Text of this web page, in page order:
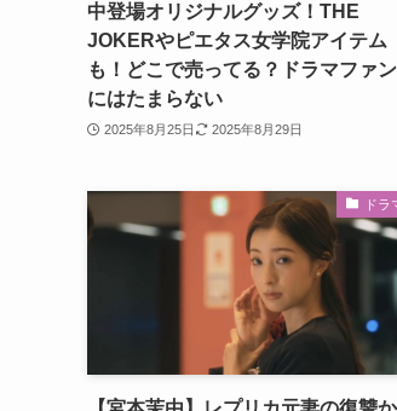
中登場オリジナルグッズ！THE
JOKERやピエタス女学院アイテム
も！どこで売ってる？ドラマファン
にはたまらない
2025年8月25日 2025年8月29日
ドラ